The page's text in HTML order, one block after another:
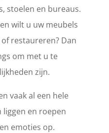
stoelen en bureaus.
wilt u uw meubels
restaureren? Dan
om met u te
zijn.
vaak al een hele
liggen en roepen
emoties op.